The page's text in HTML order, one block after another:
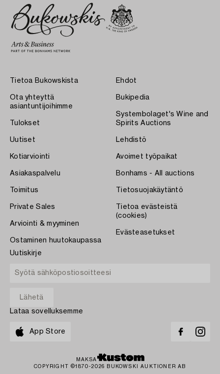
Tietoa Bukowskista
Ota yhteyttä
asiantuntijoihimme
Tulokset
Uutiset
Kotiarviointi
Asiakaspalvelu
Toimitus
Private Sales
Arviointi & myyminen
Ostaminen huutokaupassa
Ehdot
Bukipedia
Systembolaget's Wine and
Spirits Auctions
Lehdistö
Avoimet työpaikat
Bonhams - All auctions
Tietosuojakäytäntö
Tietoa evästeistä
(cookies)
Evästeasetukset
Uutiskirje
Lataa sovelluksemme
App Store
MAKSA
COPYRIGHT ©1870-2026 BUKOWSKI AUKTIONER AB